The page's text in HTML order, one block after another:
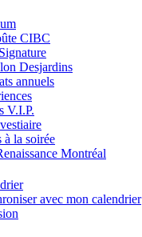
CIBC
Desjardins
annuels
V.I.P.
à la soirée
Montréal
avec mon calendrier